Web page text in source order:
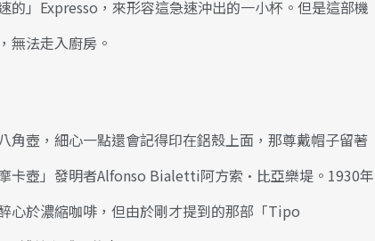
」Expresso，來形容這急速沖出的一小杯。但是這部機
無法走入廚房。
角壺，細心一點還會記得印在鋁殼上面，那尊戴帽子留著
卡壺」發明者Alfonso Bialetti阿方索·比亞樂堤。1930年
心於濃縮咖啡，但由於剛才提到的那部「Tipo